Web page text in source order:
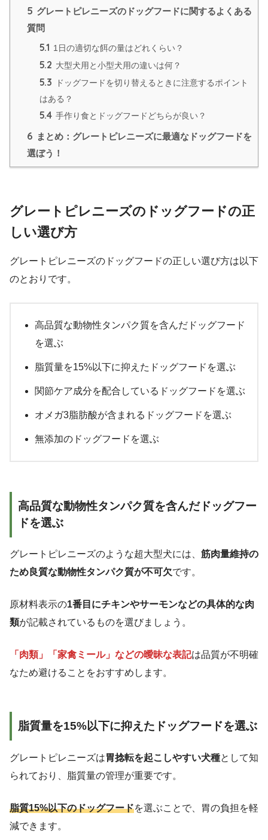
5 グレートピレニーズのドッグフードに関するよくある
質問
5.1 1日の適切な餌の量はどれくらい？
5.2 大型犬用と小型犬用の違いは何？
5.3
ドッグフードを切り替えるときに注意するポイント
はある？
5.4 手作り食とドッグフードどちらが良い？
6 まとめ：グレートピレニーズに最適なドッグフードを
選ぼう！
グレートピレニーズのドッグフードの正
しい選び方
グレートピレニーズのドッグフードの正しい選び方は以下
のとおりです。
高品質な動物性タンパク質を含んだドッグフード
を選ぶ
脂質量を15%以下に抑えたドッグフードを選ぶ
関節ケア成分を配合しているドッグフードを選ぶ
オメガ3脂肪酸が含まれるドッグフードを選ぶ
無添加のドッグフードを選ぶ
高品質な動物性タンパク質を含んだドッグフー
ドを選ぶ
グレートピレニーズのような超大型犬には、 筋肉量維持の
ため良質な動物性タンパク質が不可欠です。
原材料表示の1番目にチキンやサーモンなどの具体的な肉
類が記載されているものを選びましょう。
「肉類」「家禽ミール」などの曖昧な表記は品質が不明確
なため避けることをおすすめします。
脂質量を15%以下に抑えたドッグフードを選ぶ
グレートピレニーズは胃捻転を起こしやすい犬種として知
られており、脂質量の管理が重要です。
脂質15%以下のドッグフードを選ぶことで、胃の負担を軽
減できます。